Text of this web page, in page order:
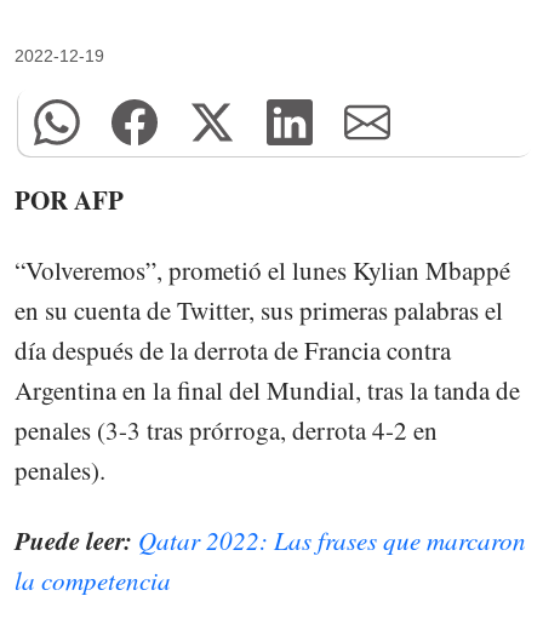
2022-12-19
POR AFP
“Volveremos”, prometió el lunes Kylian Mbappé
en su cuenta de Twitter, sus primeras palabras el
día después de la derrota de Francia contra
Argentina en la final del Mundial, tras la tanda de
penales (3-3 tras prórroga, derrota 4-2 en
penales).
Puede leer: Qatar 2022: Las frases que marcaron
la competencia